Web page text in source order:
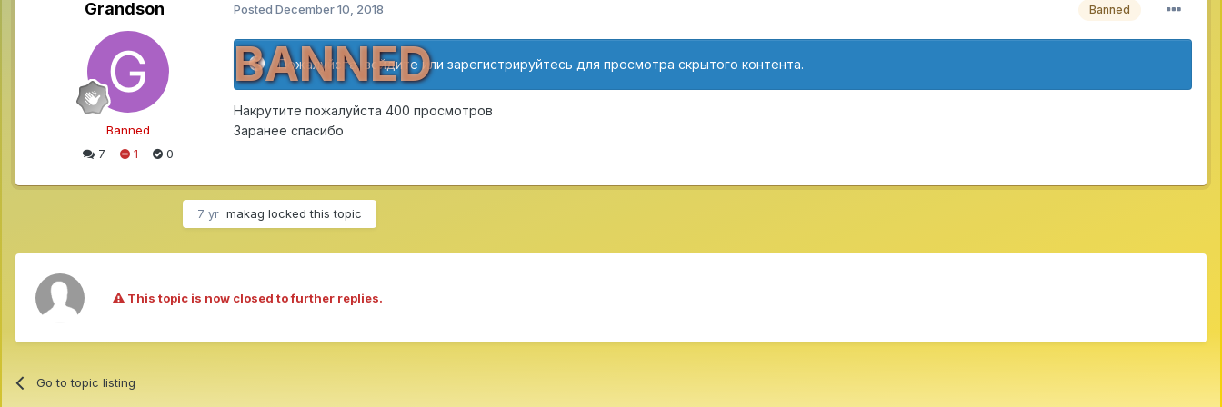
Grandson
Banned
7
1 0
Banned
Posted December 10, 2018
BANNED
Пожалуйста, войдите или зарегистрируйтесь для просмотра скрытого контента.
Накрутите пожалуйста 400 просмотров
Заранее спасибо
7 yr makag locked this topic
This topic is now closed to further replies.
Go to topic listing